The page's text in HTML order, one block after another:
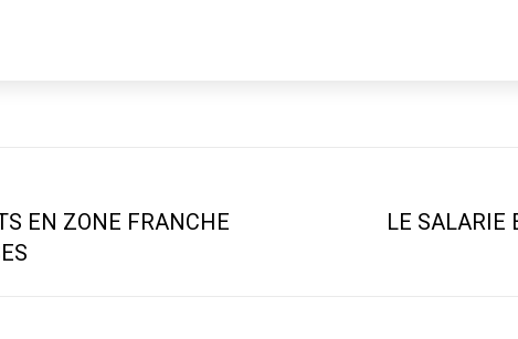
EN ZONE FRANCHE
LE SALARIE